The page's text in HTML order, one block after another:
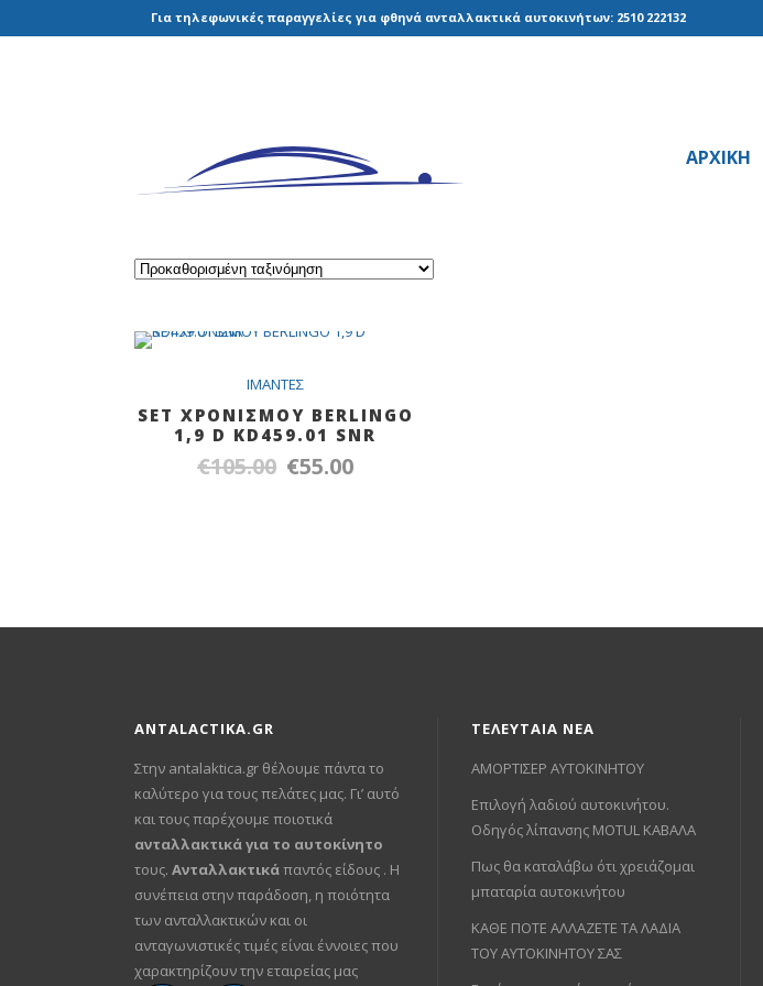
Για τηλεφωνικές παραγγελίες για φθηνά ανταλλακτικά αυτοκινήτων: 2510 222132
ΑΡΧΙΚΗ
IMANTEΣ
SET ΧΡΟΝΙΣΜΟΥ BERLINGO
1,9 D KD459.01 SNR
€105.00 Original
€55.00Η
ANTALACTIKA.GR
Στην antalaktica.gr θέλουμε πάντα το
καλύτερο για τους πελάτες μας. Γι’ αυτό
και τους παρέχουμε ποιοτικά
ανταλλακτικά για το αυτοκίνητο
τους. Ανταλλακτικάπαντός είδους . Η
συνέπεια στην παράδοση, η ποιότητα
των ανταλλακτικών και οι
ανταγωνιστικές τιμές είναι έννοιες που
χαρακτηρίζουν την εταιρείας μας
ΤΕΛΕΥΤΑΙΑ ΝΕΑ
ΑΜΟΡΤΙΣΕΡ ΑΥΤΟΚΙΝΗΤΟΥ
Επιλογή λαδιού αυτοκινήτου.
Οδηγός λίπανσης MOTUL ΚΑΒΑΛΑ
Πως θα καταλάβω ότι χρειάζομαι
μπαταρία αυτοκινήτου
ΚΑΘΕ ΠΟΤΕ ΑΛΛΑΖΕΤΕ ΤΑ ΛΑΔΙΑ
ΤΟΥ ΑΥΤΟΚΙΝΗΤΟΥ ΣΑΣ